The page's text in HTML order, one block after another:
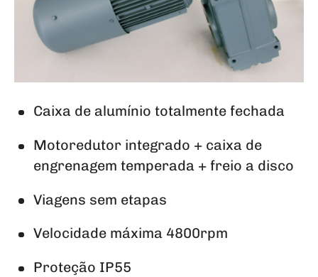
Caixa de alumínio totalmente fechada
Motoredutor integrado + caixa de
engrenagem temperada + freio a disco
Viagens sem etapas
Velocidade máxima 4800rpm
Proteção IP55